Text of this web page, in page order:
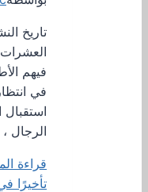
فيهم
في
الرجال
قراءة
تأخيرًا